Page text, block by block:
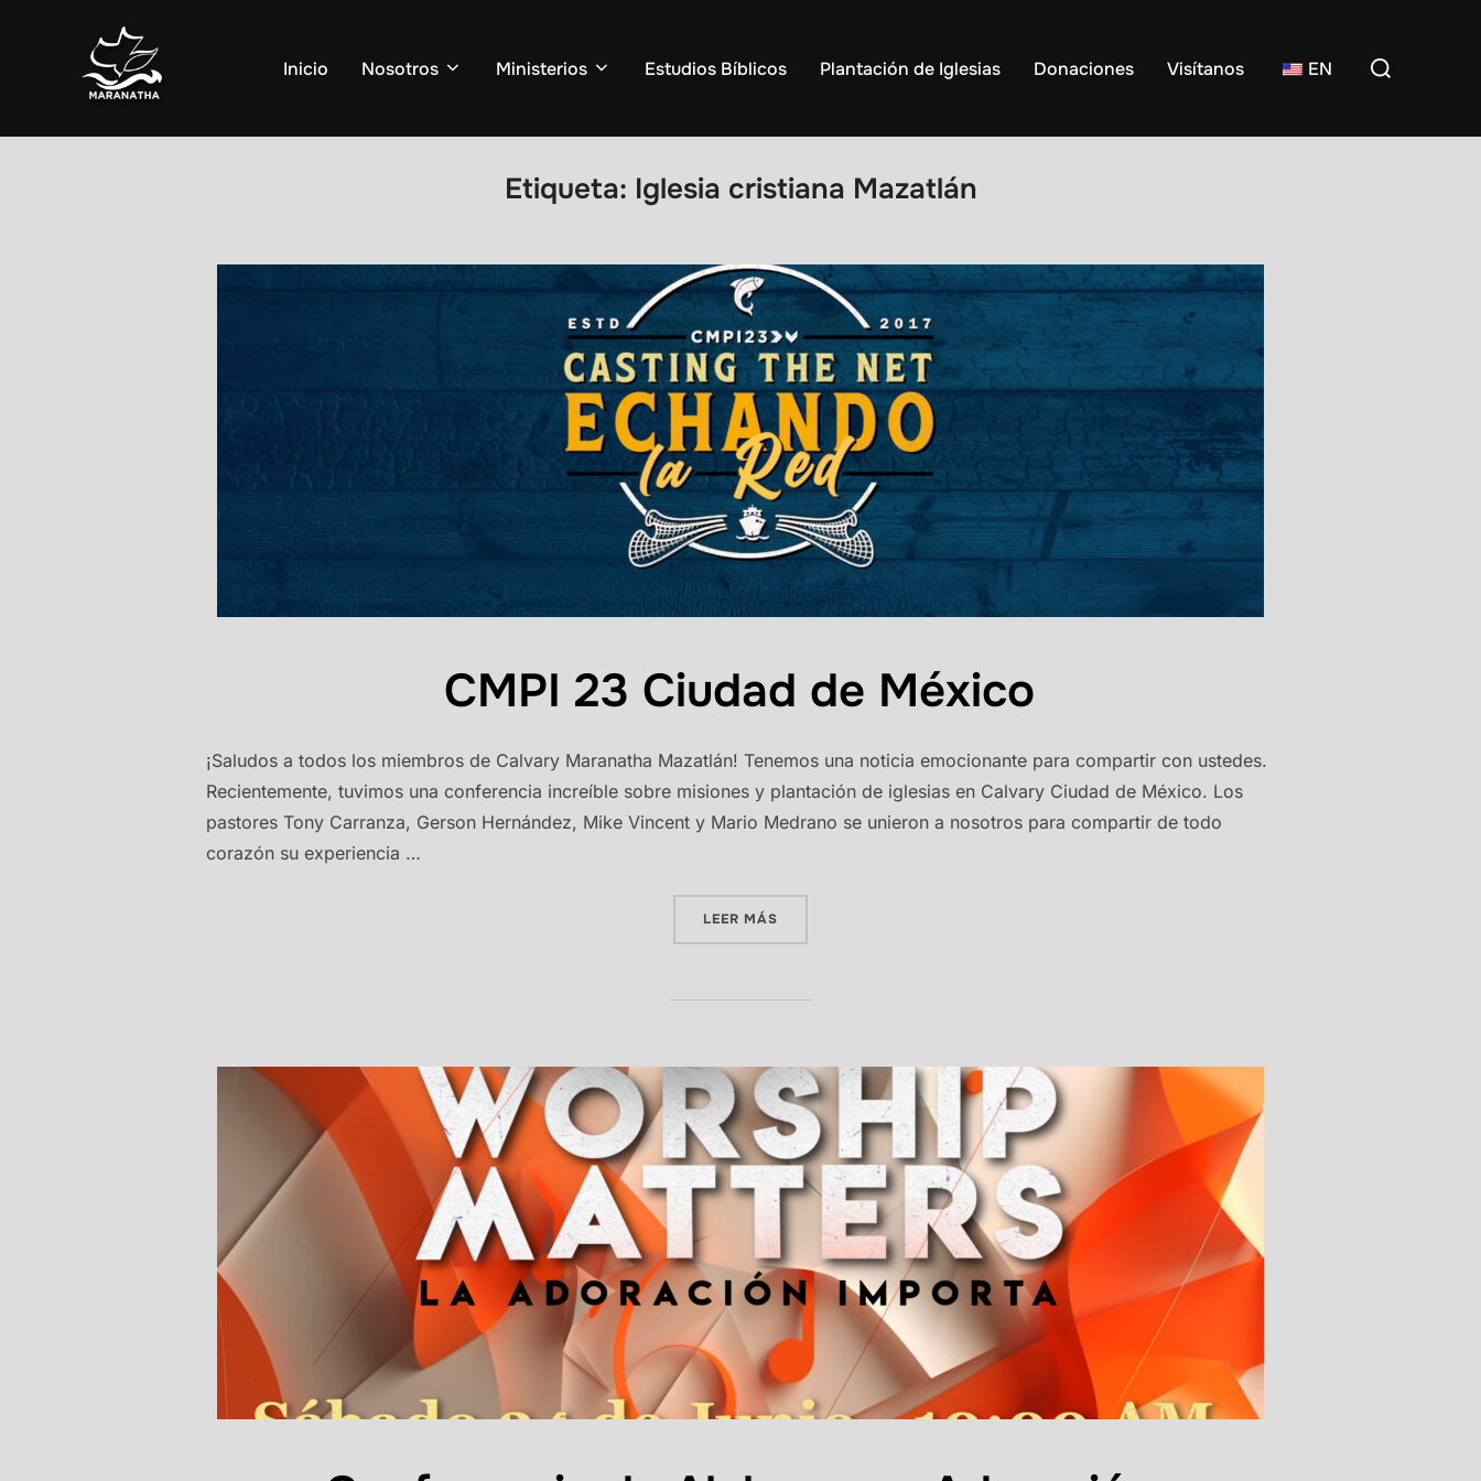
Inicio Nosotros Ministerios Estudios Bíblicos Plantación de Iglesias Donaciones Visítanos EN
Buscar:
Etiqueta: Iglesia cristiana Mazatlán
CMPI 23 Ciudad de México
¡Saludos a todos los miembros de Calvary Maranatha Mazatlán! Tenemos una noticia emocionante para compartir con ustedes.
Recientemente, tuvimos una conferencia increíble sobre misiones y plantación de iglesias en Calvary Ciudad de México. Los
pastores Tony Carranza, Gerson Hernández, Mike Vincent y Mario Medrano se unieron a nosotros para compartir de todo
corazón su experiencia …
LEER MÁS